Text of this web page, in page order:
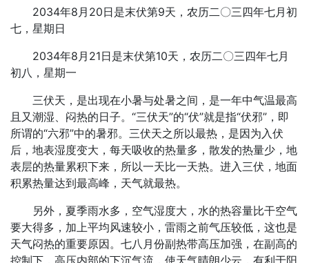
2034年8月20日是末伏第9天，农历二〇三四年七月初
七，星期日
2034年8月21日是末伏第10天，农历二〇三四年七月
初八，星期一
三伏天，是出现在小暑与处暑之间，是一年中气温最高
且又潮湿、闷热的日子。“三伏天”的“伏”就是指“伏邪”，即
所谓的“六邪”中的暑邪。三伏天之所以最热，是因为入伏
后，地表湿度变大，每天吸收的热量多，散发的热量少，地
表层的热量累积下来，所以一天比一天热。进入三伏，地面
积累热量达到最高峰，天气就最热。
另外，夏季雨水多，空气湿度大，水的热容量比干空气
要大得多，加上平均风速较小，雷雨之前气压较低，这也是
天气闷热的重要原因。七八月份副热带高压加强，在副高的
控制下，高压内部的下沉气流，使天气晴朗少云，有利于阳